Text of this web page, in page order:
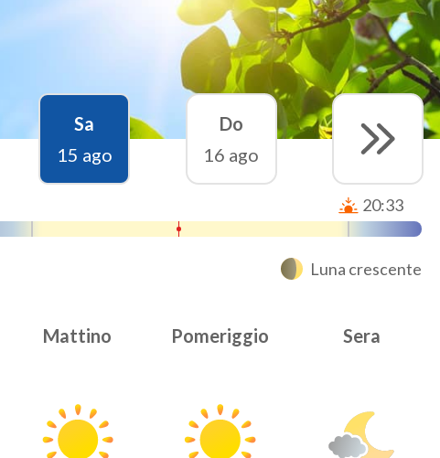
Sa
15 ago
Do
16 ago
20:33
Luna crescente
Mattino Pomeriggio Sera